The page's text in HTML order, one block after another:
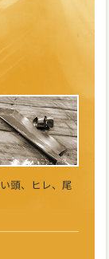
頭、ヒレ、尾